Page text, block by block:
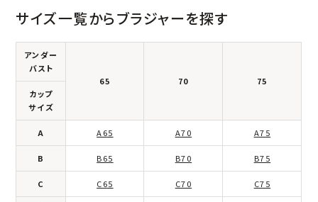
サイズ一覧からブラジャーを探す
アンダー
バスト
65
70
75
カップ
サイズ
A A65 A70 A75
B B65 B70 B75
C C65 C70 C75